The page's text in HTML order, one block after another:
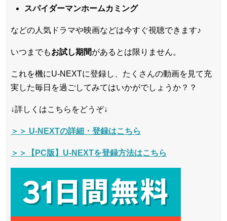
スパイダーマンホームカミング
などの人気ドラマや映画などは今すぐ視聴できます♪
いつまでもお試し期間があるとは限りません。
これを機にU-NEXTに登録し、たくさんの動画を見て充
実した毎日を過ごしてみてはいかがでしょうか？？
↓詳しくはこちらをどうぞ↓
＞＞ U-NEXTの詳細・登録はこちら
＞＞【PC版】U-NEXTを登録方法はこちら